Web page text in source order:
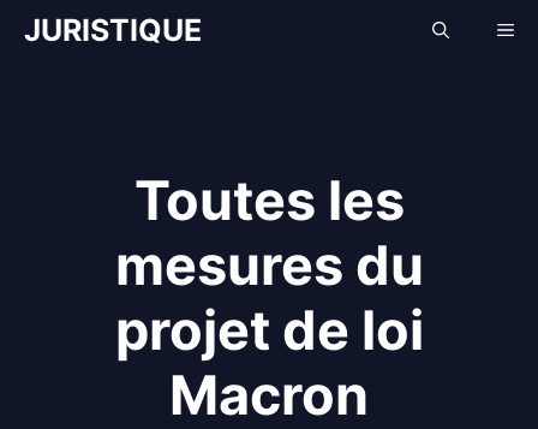
AllerJURISTIQUE
Toutes les
mesures du
projet de loi
Macron